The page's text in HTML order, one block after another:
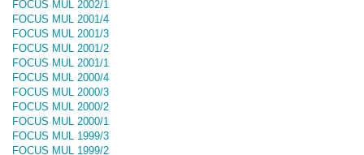
FOCUS MUL 2002/1
FOCUS MUL 2001/4
FOCUS MUL 2001/3
FOCUS MUL 2001/2
FOCUS MUL 2001/1
FOCUS MUL 2000/4
FOCUS MUL 2000/3
FOCUS MUL 2000/2
FOCUS MUL 2000/1
FOCUS MUL 1999/3
FOCUS MUL 1999/2